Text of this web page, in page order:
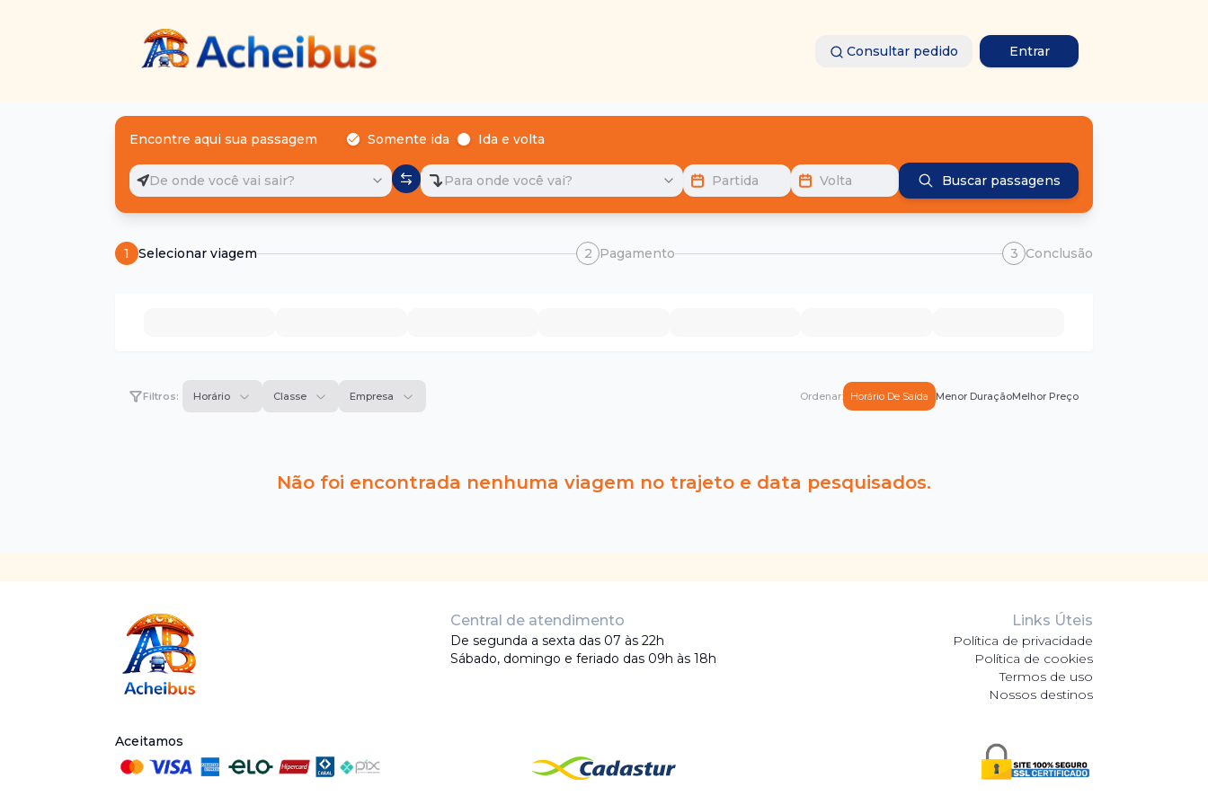
Consultar pedido Entrar
Encontre aqui sua passagem Somente ida Ida e volta
De onde você vai sair? Para onde você vai? Partida Volta Buscar passagens
1 Selecionar viagem 2 Pagamento 3 Conclusão
Filtros: Horário Classe Empresa Ordenar: Horário De Saída Menor DuraçãoMelhor Preço
Não foi encontrada nenhuma viagem no trajeto e data pesquisados.
Central de atendimento
De segunda a sexta das 07 às 22h
Sábado, domingo e feriado das 09h às 18h
Links Úteis
Política de privacidade
Política de cookies
Termos de uso
Nossos destinos
Aceitamos